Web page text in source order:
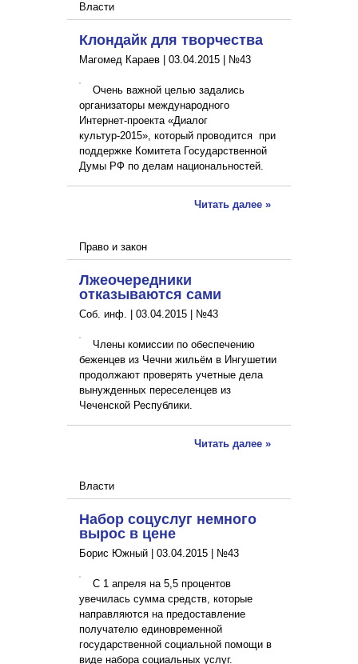
Власти
Клондайк для творчества
Магомед Караев | 03.04.2015 №43
Очень важной целью задались
организаторы международного
Интернет-проекта «Диалог
культур-2015», который проводится при
поддержке Комитета Государственной
Думы РФ по делам национальностей.
Читать далее »
Право и закон
Лжеочередники
отказываются сами
Соб. инф. | 03.04.2015 №43
Члены комиссии по обеспечению
беженцев из Чечни жильём в Ингушетии
продолжают проверять учетные дела
вынужденных переселенцев из
Чеченской Республики.
Читать далее »
Власти
Набор соцуслуг немного
вырос в цене
Борис Южный | 03.04.2015 №43
С 1 апреля на 5,5 процентов
увечилась сумма средств, которые
направляются на предоставление
получателю единовременной
государственной социальной помощи в
виде набора социальных услуг.